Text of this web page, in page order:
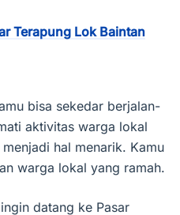
Terapung Lok Baintan
bisa sekedar berjalan-
aktivitas warga lokal
hal menarik. Kamu
warga lokal yang ramah.
datang ke Pasar